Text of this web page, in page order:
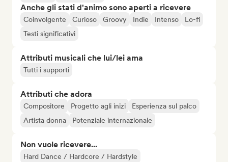
Anche gli stati d'animo sono aperti a ricevere
Coinvolgente Curioso Groovy Indie Intenso
Lo-fi
Testi significativi
Attributi musicali che lui/lei ama
Tutti i supporti
Attributi che adora
Compositore Progetto agli inizi
Esperienza sul palco
Artista donna
Potenziale internazionale
Non vuole ricevere...
Hard Dance / Hardcore / Hardstyle